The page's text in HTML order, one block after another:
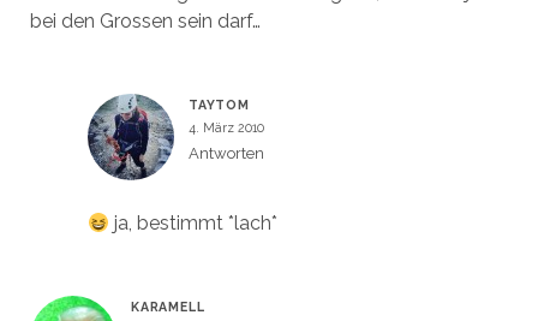
bei den Grossen sein darf…
TAYTOM
4. März 2010
Antworten
ja, bestimmt *lach*
KARAMELL